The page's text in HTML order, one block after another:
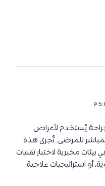
يُستخدم لأغراض
للمرضى. تُجرى هذه
بيئات مخبرية لاختبار تقنيات
أو استراتيجيات علاجية